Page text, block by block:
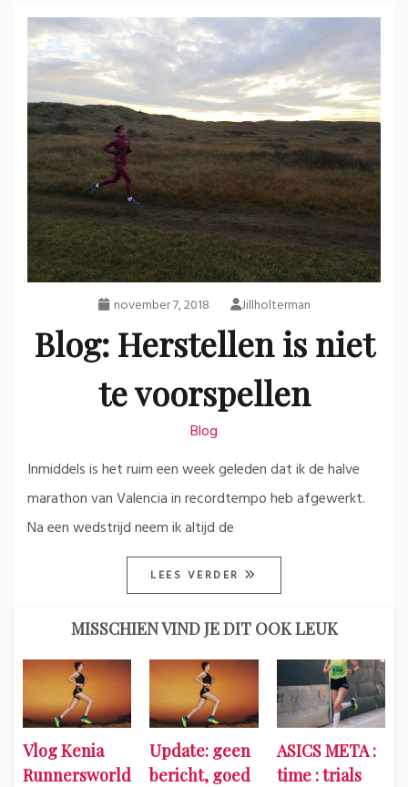
november 7, 2018 Jillholterman
Blog: Herstellen is niet
te voorspellen
Blog
Inmiddels is het ruim een week geleden dat ik de halve
marathon van Valencia in recordtempo heb afgewerkt.
Na een wedstrijd neem ik altijd de
LEES VERDER
MISSCHIEN VIND JE DIT OOK LEUK
Vlog Kenia
Runnersworld
Update: geen
bericht, goed
ASICS META :
time : trials